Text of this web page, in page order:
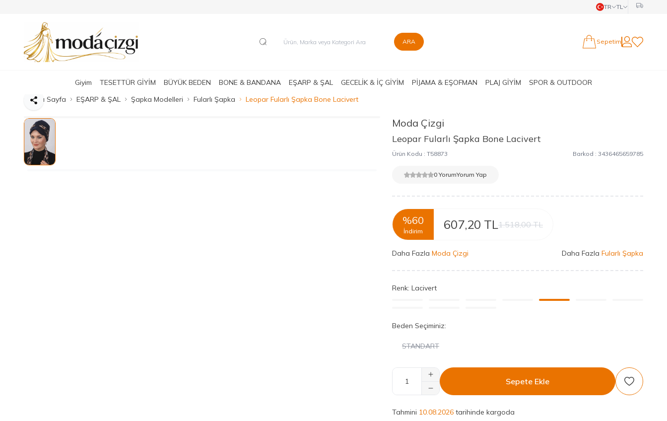
TR TL
ARA SepetimHesabım
Favorilerim
Giyim TESETTÜR GİYİM BÜYÜK BEDEN BONE & BANDANA EŞARP & ŞAL GECELİK & İÇ GİYİM PİJAMA & EŞOFMAN PLAJ GİYİM
SPOR & OUTDOOR
Ana Sayfa
EŞARP & ŞAL Şapka Modelleri Fularlı Şapka Leopar Fularlı Şapka Bone Lacivert
Paylaş
Moda Çizgi
Leopar Fularlı Şapka Bone Lacivert
Ürün Kodu : T58873 Barkod : 3436465659785
0 YorumYorum Yap
%60
İndirim 607,20 TL1.518,00TL
Daha Fazla Moda Çizgi Daha Fazla Fularlı Şapka
Renk: Lacivert
Beden Seçiminiz:
STANDART
Sepete Ekle Favoriye
Tahmini 10.08.2026 tarihinde kargoda